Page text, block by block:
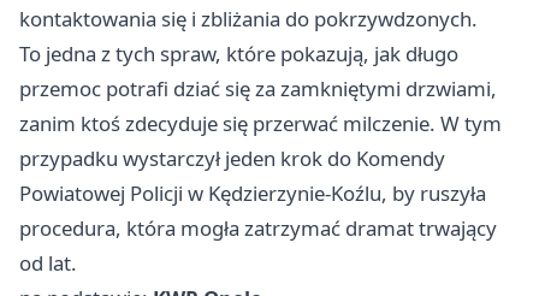
kontaktowania się i zbliżania do pokrzywdzonych.
To jedna z tych spraw, które pokazują, jak długo
przemoc potrafi dziać się za zamkniętymi drzwiami,
zanim ktoś zdecyduje się przerwać milczenie. W tym
przypadku wystarczył jeden krok do Komendy
Powiatowej Policji w Kędzierzynie-Koźlu, by ruszyła
procedura, która mogła zatrzymać dramat trwający
od lat.